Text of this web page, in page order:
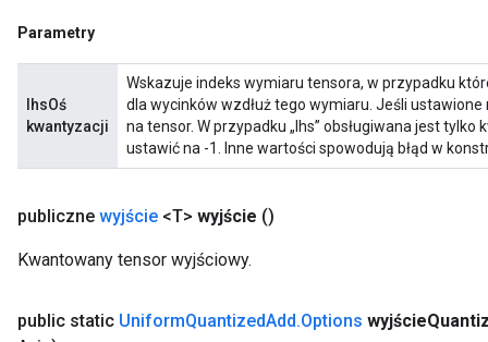
Parametry
lhsOś
kwantyzacji
Wskazuje indeks wymiaru tensora, w przypadku
dla wycinków wzdłuż tego wymiaru. Jeśli
na tensor. W przypadku „lhs” obsługiwana jest
ustawić na -1. Inne wartości spowodują błąd w
publiczne wyjście <T> wyjście ()
Kwantowany tensor wyjściowy.
public static UniformQuantizedAdd.Options wyjście